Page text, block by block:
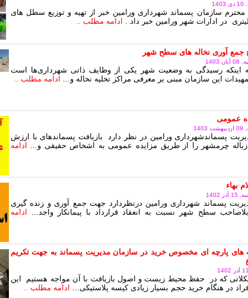
محترم سازمان پسماند شهرداری ورامین خبر از تهیه و توزیع سطل های
در ادارات شهر ورامین خبر داد . ادامه مطلب ..
جمع آوری نخاله های سطح شهر
اینکه رسیدگی به وضعیت شهر یکی از وظایف ذاتی شهرداری‌ها است
این سازمان مبنی بر معرفی مراکز تخلیه نخاله و... ادامه مطلب ..
عمومی
پسماندشهرداری ورامین در نظر دارد بازیافت پسماندهای با ارزش
چرمشهر را از طریق مزایده عمومی به اشخاص حقیقی و... ادامه
بهاء
1402
پسماند شهرداری ورامین درنظردارد جهت جمع آوری و زنده گیری
سطح شهر نسبت به انعقاد قرارداد با پیمانکار واجد...
ادامه
های پارچه ای مخصوص خرید در سازمان مدیریت پسماند به جهت تکریم
که در حفظ محیط زیست و اصول بازیافت با آن مواجه هستیم این
در هنگام خرید حجم بسیار زیادی کیسه پلاستیکی... ادامه مطلب ..